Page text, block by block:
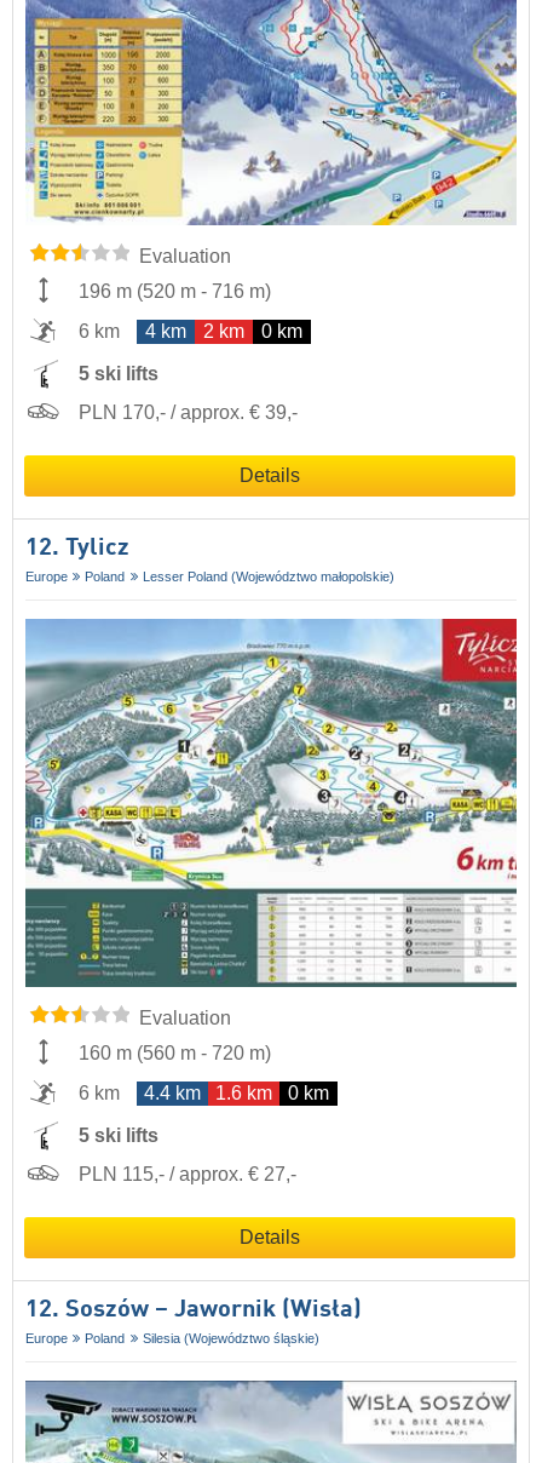
Evaluation
196 m (520 m - 716 m)
6 km
4 km 2 km 0 km
5 ski lifts
PLN 170,- / approx. € 39,-
Details
12. Tylicz
Europe Poland Lesser Poland (Województwo małopolskie)
Evaluation
160 m (560 m - 720 m)
6 km
4.4 km 1.6 km 0 km
5 ski lifts
PLN 115,- / approx. € 27,-
Details
12. Soszów – Jawornik (Wisła)
Europe Poland Silesia (Województwo śląskie)